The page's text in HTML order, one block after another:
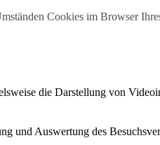
Cookies im Browser
die Darstellung von
und Auswertung des